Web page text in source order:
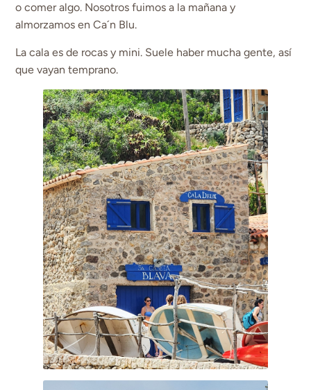
o comer algo. Nosotros fuimos a la mañana y
almorzamos en Ca´n Blu.
La cala es de rocas y mini. Suele haber mucha gente, así
que vayan temprano.